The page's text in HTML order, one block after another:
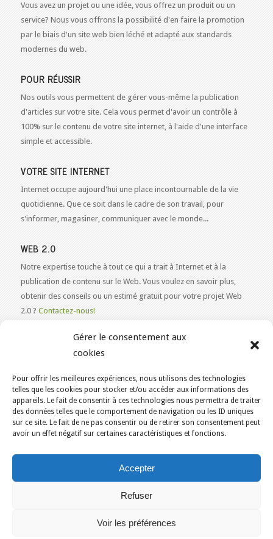
Gérer le consentement aux
cookies
Pour offrir les meilleures expériences, nous utilisons des technologies
telles que les cookies pour stocker et/ou accéder aux informations des
appareils. Le fait de consentir à ces technologies nous permettra de traiter
des données telles que le comportement de navigation ou les ID uniques
sur ce site. Le fait de ne pas consentir ou de retirer son consentement peut
avoir un effet négatif sur certaines caractéristiques et fonctions.
Accepter
Refuser
Voir les préférences
Vous avez un projet ou une idée, vous offrez un produit ou un
service? Nous vous offrons la possibilité d'en faire la promotion
par le biais d'un site web bien léché et adapté aux standards
modernes du web.
POUR RÉUSSIR
Nos outils vous permettent de gérer vous-même la publication
d'articles sur votre site. Cela vous permet d'avoir un contrôle à
100% sur le contenu de votre site internet, à l'aide d'une interface
simple et accessible.
VOTRE SITE INTERNET
Internet occupe aujourd'hui une place incontournable de la vie
quotidienne. Que ce soit dans le cadre de son travail, pour
s'informer, magasiner, communiquer avec le monde...
WEB 2.0
Notre expertise touche à tout ce qui a trait à Internet et à la
publication de contenu sur le Web. Vous voulez en savoir plus,
obtenir des conseils ou un estimé gratuit pour votre projet Web
2.0 ? Contactez-nous!
VOUS ÊTES ICI : ACCUEIL / BLOGUE / ARCHIVES /
ÉTUDIANT(E)S EN RECHERCHE D’EMPLOI? ON A BESOIN DE VOUS!
KAJOOM.CA- SERVICES INTERNET
Accueil English Services
Outils & Solutions
Conditions d’utilisation
Berthierville